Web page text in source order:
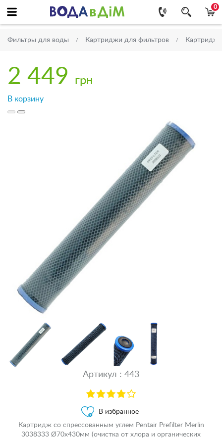
0
Фильтры для воды Картриджи для фильтров
2 449 грн
В корзину
Артикул : 443
В избранное
Картридж со спрессованным углем Pentair Prefilter Merlin
3038333 Ø70x430мм (очистка от хлора и органических